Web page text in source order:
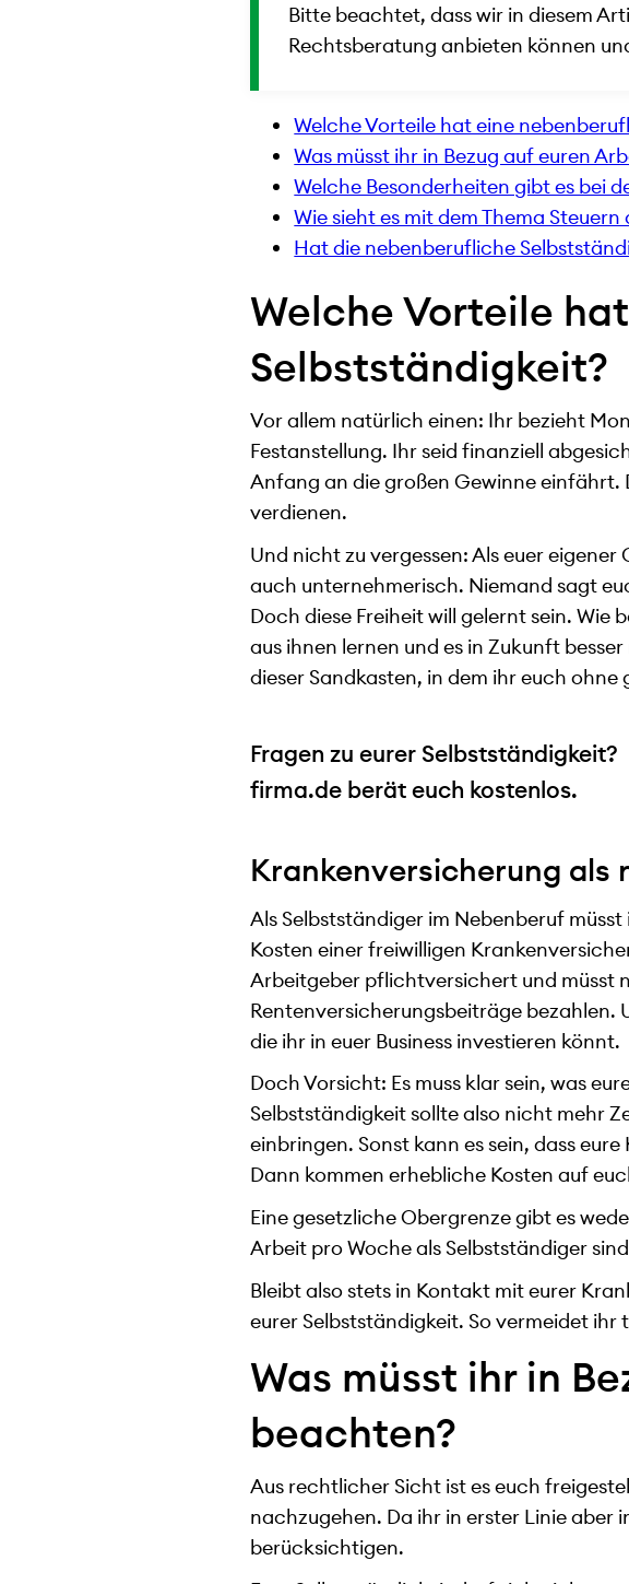
Bitte beachtet, dass wir in diesem
Rechtsberatung anbieten können
Welche Vorteile hat eine
Was müsst ihr in Bezug auf euren
Welche Besonderheiten gibt es bei
Wie sieht es mit dem Thema Steuern
Hat die nebenberufliche
Welche Vorteile
Selbstständigkeit?
Vor allem natürlich einen: Ihr bezieht
Festanstellung. Ihr seid finanziell
Anfang an die großen Gewinne
verdienen.
Und nicht zu vergessen: Als euer
auch unternehmerisch. Niemand sagt
Doch diese Freiheit will gelernt sein. Wie
aus ihnen lernen und es in Zukunft
dieser Sandkasten, in dem ihr euch
Fragen zu eurer Selbstständigkeit?
firma.de berät euch kostenlos.
Krankenversicherung als
Als Selbstständiger im Nebenberuf
Kosten einer freiwilligen
Arbeitgeber pflichtversichert und müsst
Rentenversicherungsbeiträge
die ihr in euer Business investieren könnt.
Doch Vorsicht: Es muss klar sein, was
Selbstständigkeit sollte also nicht mehr
einbringen. Sonst kann es sein, dass
Dann kommen erhebliche Kosten auf
Eine gesetzliche Obergrenze gibt es
Arbeit pro Woche als Selbstständiger
Bleibt also stets in Kontakt mit eurer
eurer Selbstständigkeit. So vermeidet ihr
Was müsst ihr in
beachten?
Aus rechtlicher Sicht ist es euch
nachzugehen. Da ihr in erster Linie aber
berücksichtigen.